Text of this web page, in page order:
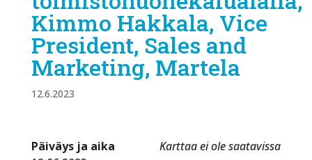
Kimmo Hakkala, Vice
President, Sales and
Marketing, Martela
12.6.2023
Karttaa ei ole saatavissa
Päiväys ja aika